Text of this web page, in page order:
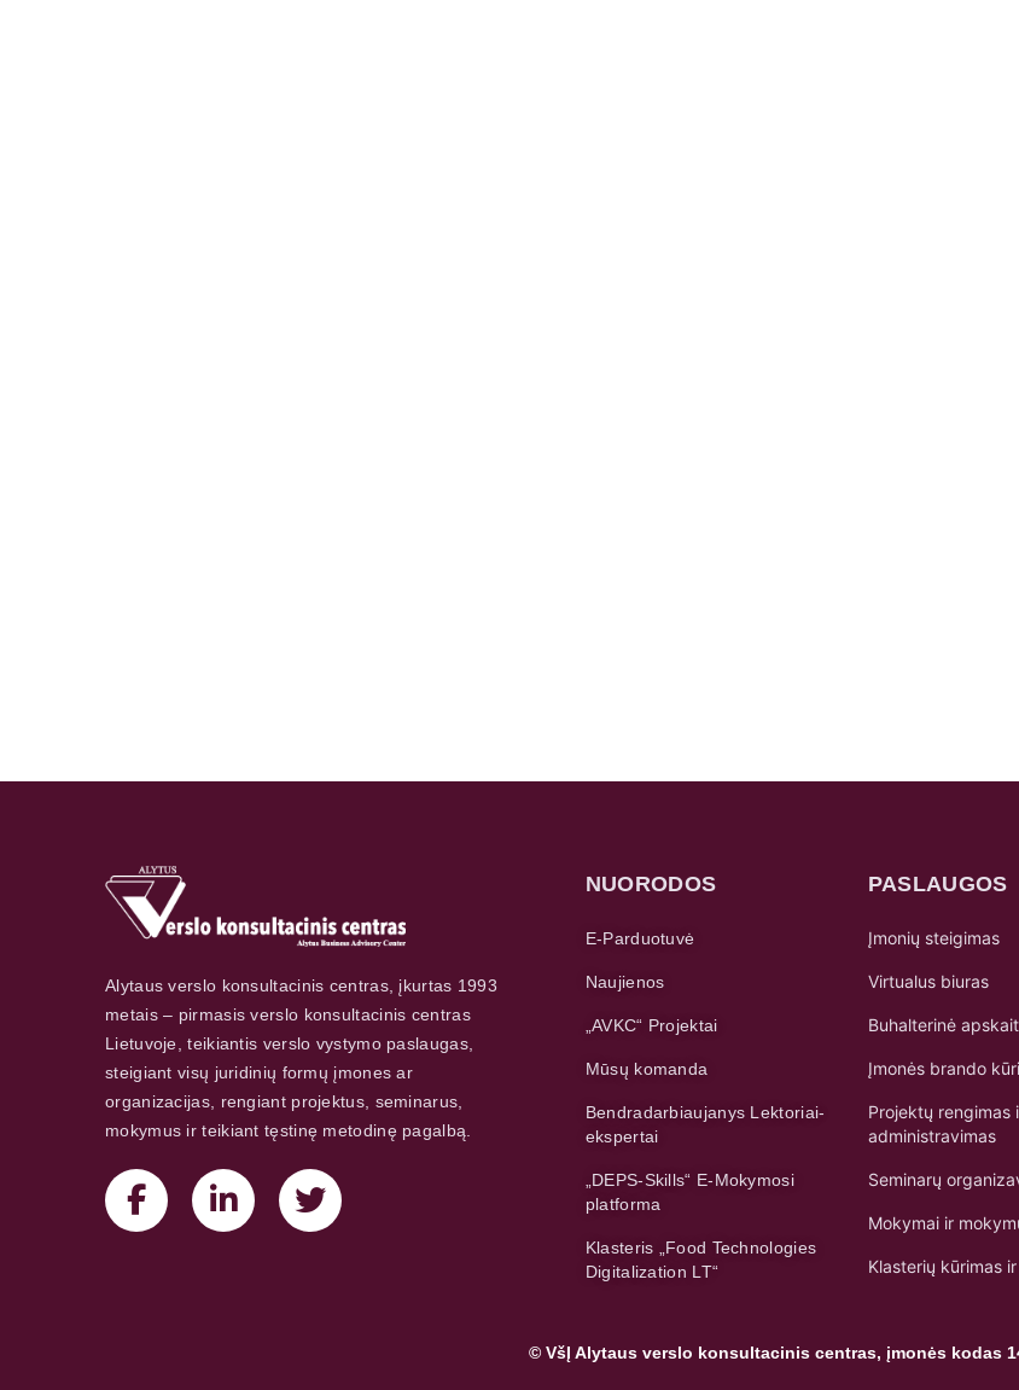
Alytaus verslo konsultacinis centras, įkurtas 1993
metais – pirmasis verslo konsultacinis centras
Lietuvoje, teikiantis verslo vystymo paslaugas,
steigiant visų juridinių formų įmones ar
organizacijas, rengiant projektus, seminarus,
mokymus ir teikiant tęstinę metodinę pagalbą.
NUORODOS
E-Parduotuvė
Naujienos
„AVKC“ Projektai
Mūsų komanda
Bendradarbiaujanys Lektoriai-
ekspertai
„DEPS-Skills“ E-Mokymosi
platforma
Klasteris „Food Technologies
Digitalization LT“
PASLAUGOS
Įmonių steigimas
Virtualus biuras
Buhalterinė
Įmonės brando
Projektų rengimas
administravimas
Seminarų
Mokymai ir
Klasterių kūrimas
© VšĮ Alytaus verslo konsultacinis centras, įmonės kodas